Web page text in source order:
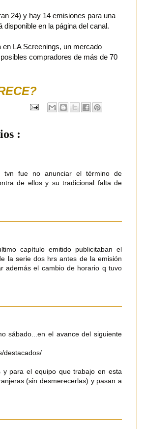
24) y hay 14 emisiones para una
en la página del canal.
LA Screenings, un mercado
compradores de más de 70
:
tvn fue no anunciar el término de
de ellos y su tradicional falta de
capítulo emitido publicitaban el
la serie dos hrs antes de la emisión
además el cambio de horario q tuvo
sábado...en el avance del siguiente
destacados/
y para el equipo que trabajo en esta
(sin desmerecerlas) y pasan a